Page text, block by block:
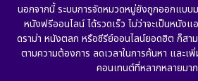
Drama ดราม่า
Dystopian
นอกจากนี้ ระบบการจัดหมวดหมู่ยังถูกออกแบบม
หนังฟรีออนไลน์ ได้รวดเร็ว ไม่ว่าจะเป็นหนัง
ดราม่า หนังตลก หรือซีรีย์ออนไลน์ยอดฮิต ก็สา
ตามความต้องการ ลดเวลาในการค้นหา และเพิ่
คอนเทนต์ที่หลากหลายมา